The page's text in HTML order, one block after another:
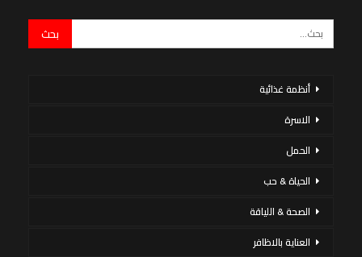
أنظمة غذائية
الاسرة
الحمل
الحياة & حب
الصحة & اللياقة
العناية بالاظافر